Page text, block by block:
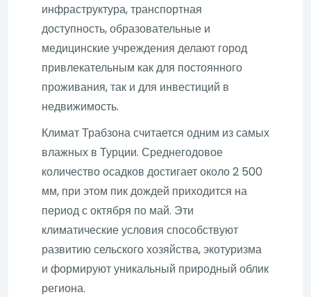
инфраструктура, транспортная
доступность, образовательные и
медицинские учреждения делают город
привлекательным как для постоянного
проживания, так и для инвестиций в
недвижимость.
Климат Трабзона считается одним из самых
влажных в Турции. Среднегодовое
количество осадков достигает около 2 500
мм, при этом пик дождей приходится на
период с октября по май. Эти
климатические условия способствуют
развитию сельского хозяйства, экотуризма
и формируют уникальный природный облик
региона.